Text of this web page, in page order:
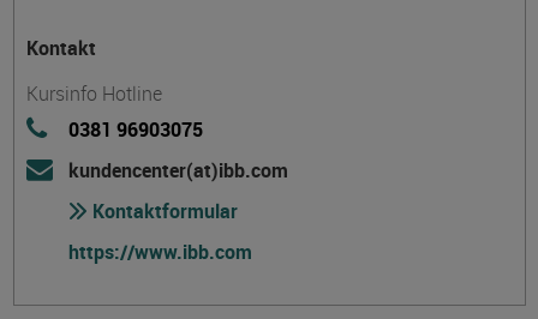
Kontakt
Kursinfo Hotline
0381 96903075
kundencenter(at)ibb.com
Kontaktformular
https://www.ibb.com